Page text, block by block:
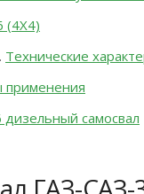
(4X4)
Технические
дизельный самосвал